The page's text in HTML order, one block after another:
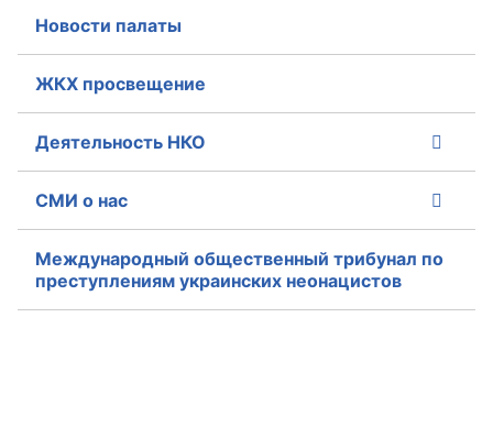
Новости палаты
ЖКХ просвещение
Деятельность НКО
СМИ о нас
Международный общественный трибунал по
преступлениям украинских неонацистов